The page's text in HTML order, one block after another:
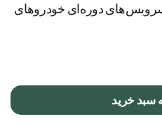
سرویس‌های دوره‌ای خودروهای
سبد خرید